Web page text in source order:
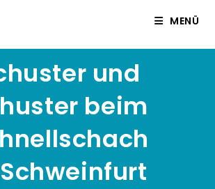
MENÜ
und
beim